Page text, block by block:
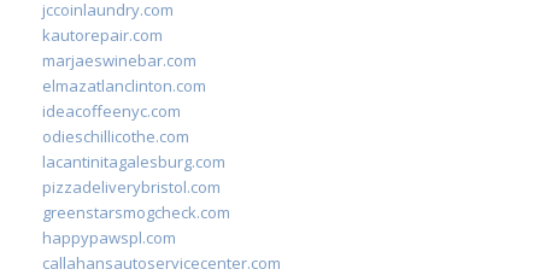
jccoinlaundry.com
kautorepair.com
marjaeswinebar.com
elmazatlanclinton.com
ideacoffeenyc.com
odieschillicothe.com
lacantinitagalesburg.com
pizzadeliverybristol.com
greenstarsmogcheck.com
happypawspl.com
callahansautoservicecenter.com